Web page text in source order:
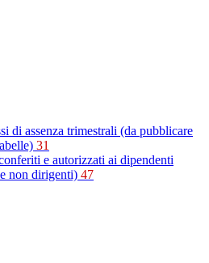
di assenza trimestrali (da pubblicare
31
e autorizzati ai dipendenti
non dirigenti) 47